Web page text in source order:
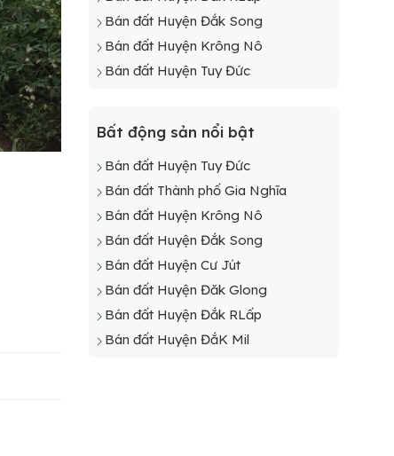
Bán đất Huyện Đắk Song
Bán đất Huyện Krông Nô
Bán đất Huyện Tuy Đức
Bất động sản nổi bật
Bán đất Huyện Tuy Đức
Bán đất Thành phố Gia Nghĩa
Bán đất Huyện Krông Nô
Bán đất Huyện Đắk Song
Bán đất Huyện Cư Jút
Bán đất Huyện Đăk Glong
Bán đất Huyện Đắk RLấp
Bán đất Huyện ĐắK Mil